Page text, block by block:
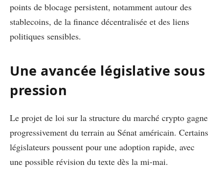
points de blocage persistent, notamment autour des
stablecoins, de la finance décentralisée et des liens
politiques sensibles.
Une avancée législative sous
pression
Le projet de loi sur la structure du marché crypto gagne
progressivement du terrain au Sénat américain. Certains
législateurs poussent pour une adoption rapide, avec
une possible révision du texte dès la mi-mai.